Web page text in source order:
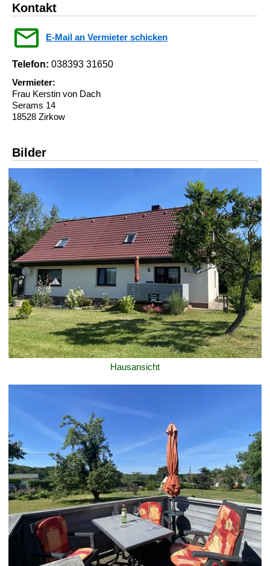
Kontakt
E-Mail an Vermieter schicken
Telefon: 038393 31650
Vermieter:
Frau Kerstin von Dach
Serams 14
18528 Zirkow
Bilder
Hausansicht